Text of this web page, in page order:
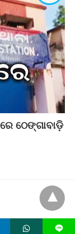
ଠେଙ୍ଗାବାଡ଼ି
L